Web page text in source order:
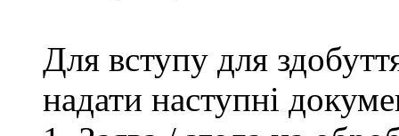
Для вступу для
надати наступні